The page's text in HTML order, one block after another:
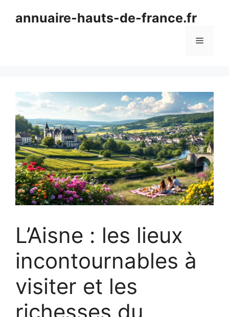
annuaire-hauts-de-france.fr
Menu
L’Aisne : les lieux
incontournables à
visiter et les
richesses du